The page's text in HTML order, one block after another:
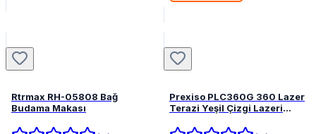
Rtrmax RH-05808 Bağ
Budama Makası
Prexiso PLC360G 360 Lazer
Terazi Yeşil Çizgi Lazeri